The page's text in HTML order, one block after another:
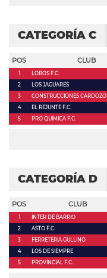
CATEGORÍA C
POS CLUB
1 LOBOS F.C.
2
LOS JAGUARES
3
CONSTRUCCIONES CARDOZO
4
EL REJUNTE F.C.
5
PRO QUIMICA F.C.
CATEGORÍA D
POS CLUB
1 INTER DE BARRIO
2
ASTO F.C.
3
FERRETERIA GULLINO
4
LOS DE SIEMPRE
5
PROVINCIAL F.C.